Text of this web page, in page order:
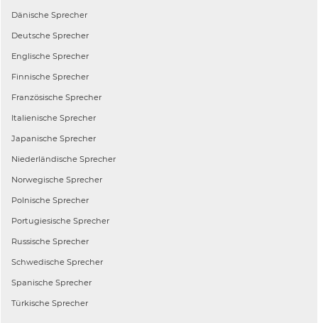
Dänische Sprecher
Deutsche Sprecher
Englische Sprecher
Finnische Sprecher
Französische Sprecher
Italienische Sprecher
Japanische Sprecher
Niederländische Sprecher
Norwegische Sprecher
Polnische Sprecher
Portugiesische Sprecher
Russische Sprecher
Schwedische Sprecher
Spanische Sprecher
Türkische Sprecher